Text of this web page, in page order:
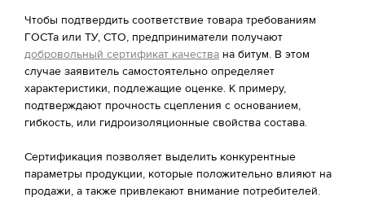
Чтобы подтвердить соответствие товара требованиям
ГОСТа или ТУ, СТО, предприниматели получают
добровольный сертификат качества на битум. В этом
случае заявитель самостоятельно определяет
характеристики, подлежащие оценке. К примеру,
подтверждают прочность сцепления с основанием,
гибкость, или гидроизоляционные свойства состава.
Сертификация позволяет выделить конкурентные
параметры продукции, которые положительно влияют на
продажи, а также привлекают внимание потребителей.